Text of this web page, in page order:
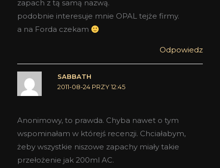
zapach z tą samą nazwą.
podobnie interesuje mnie OPAL tejże firmy.
a na Forda czekam
Odpowiedz
SABBATH
2011-08-24 PRZY 12:45
Anonimowy, to prawda. Chyba nawet o tym
wspominałam w którejś recenzji. Chciałabym,
żeby wszystkie niszowe zapachy miały takie
przełożenie jak 200ml AC.